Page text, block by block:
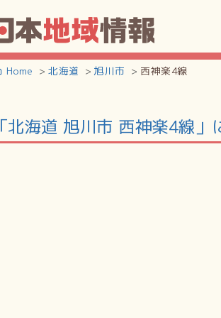
Home 北海道 旭川市 西神楽4線
「北海道 旭川市 西神楽4線」